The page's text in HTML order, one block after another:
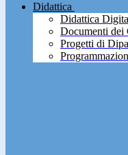
Didattica
Didattica
Documenti dei
Progetti di